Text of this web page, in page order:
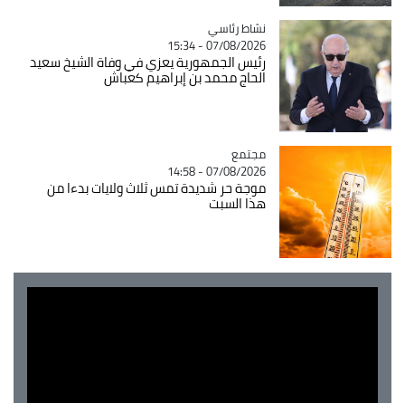
Catégorie
نشاط رئاسي
07/08/2026 - 15:34
رئيس الجمهورية يعزي في وفاة الشيخ سعيد
الحاج محمد بن إبراهيم كعباش
Catégorie
مجتمع
07/08/2026 - 14:58
موجة حر شديدة تمس ثلاث ولايات بدءا من
هذا السبت